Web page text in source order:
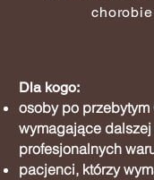
chorobie
Dla kogo:
osoby po przebytym
wymagające
profesjonalnych
pacjenci, którzy